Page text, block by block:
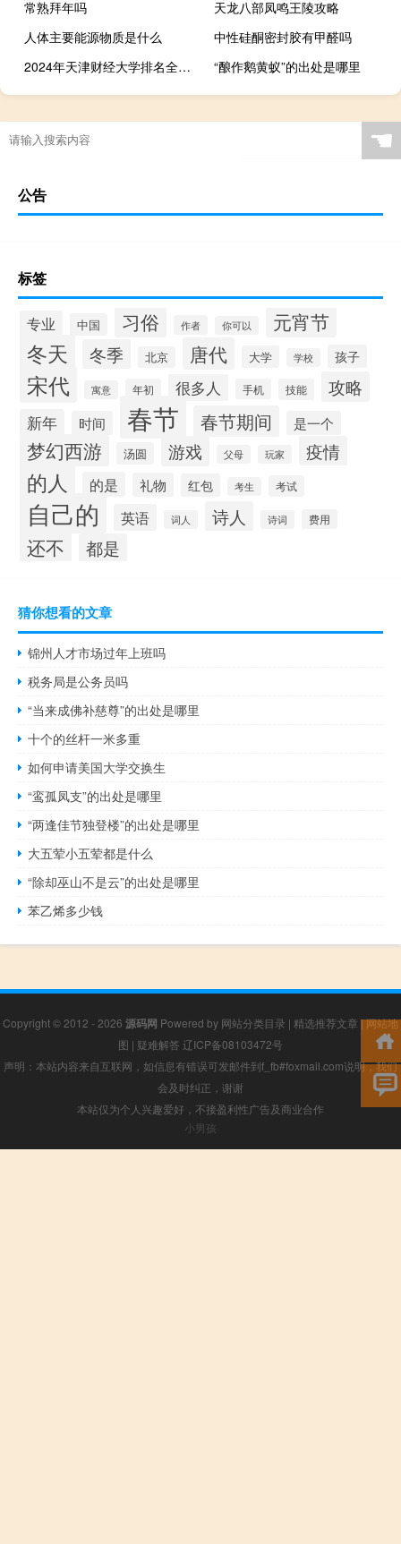
常熟拜年吗
天龙八部凤鸣王陵攻略
人体主要能源物质是什么
中性硅酮密封胶有甲醛吗
2024年天津财经大学排名全国多少
“酿作鹅黄蚁”的出处是哪里
☚
公告
标签
专业 中国 习俗 作者 你可以 元宵节
冬天 冬季 北京 唐代 大学 学校 孩子
宋代 寓意 年初 很多人 手机 技能 攻略
新年 时间 春节 春节期间 是一个
梦幻西游 汤圆 游戏 父母 玩家 疫情
的人 的是 礼物 红包 考生 考试
自己的 英语 词人 诗人 诗词 费用
还不 都是
猜你想看的文章
锦州人才市场过年上班吗
税务局是公务员吗
“当来成佛补慈尊”的出处是哪里
十个的丝杆一米多重
如何申请美国大学交换生
“鸾孤凤支”的出处是哪里
“两逢佳节独登楼”的出处是哪里
大五荤小五荤都是什么
“除却巫山不是云”的出处是哪里
苯乙烯多少钱
Copyright © 2012 - 2026 源码网 Powered by 网站分类目录 | 精选推荐文章 |网站地
图 | 疑难解答 辽ICP备08103472号
声明：本站内容来自互联网，如信息有错误可发邮件到f_fb#foxmail.com说明，我们
会及时纠正，谢谢
本站仅为个人兴趣爱好，不接盈利性广告及商业合作
小男孩